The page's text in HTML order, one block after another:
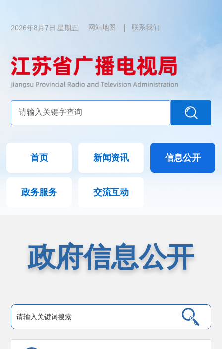
2026年8月7日 星期五 网站地图 联系我们
首页 新闻资讯 信息公开
政务服务 交流互动
政府信息公开